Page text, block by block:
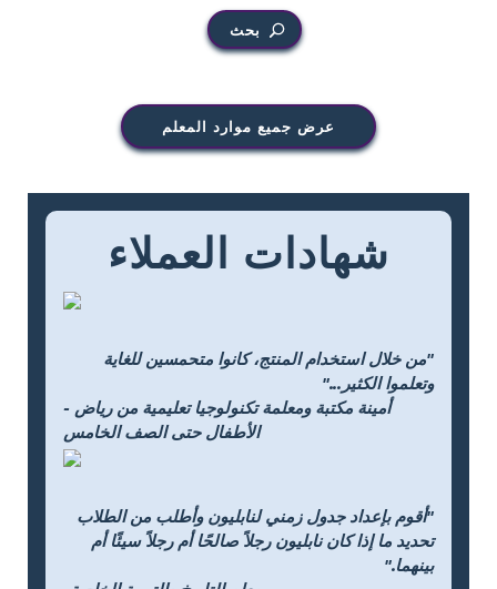
بحث
عرض جميع موارد المعلم
شهادات العملاء
"من خلال استخدام المنتج، كانوا متحمسين للغاية
وتعلموا الكثير..."
- أمينة مكتبة ومعلمة تكنولوجيا تعليمية من رياض
الأطفال حتى الصف الخامس
"أقوم بإعداد جدول زمني لنابليون وأطلب من الطلاب
تحديد ما إذا كان نابليون رجلاً صالحًا أم رجلاً سيئًا أم
بينهما."